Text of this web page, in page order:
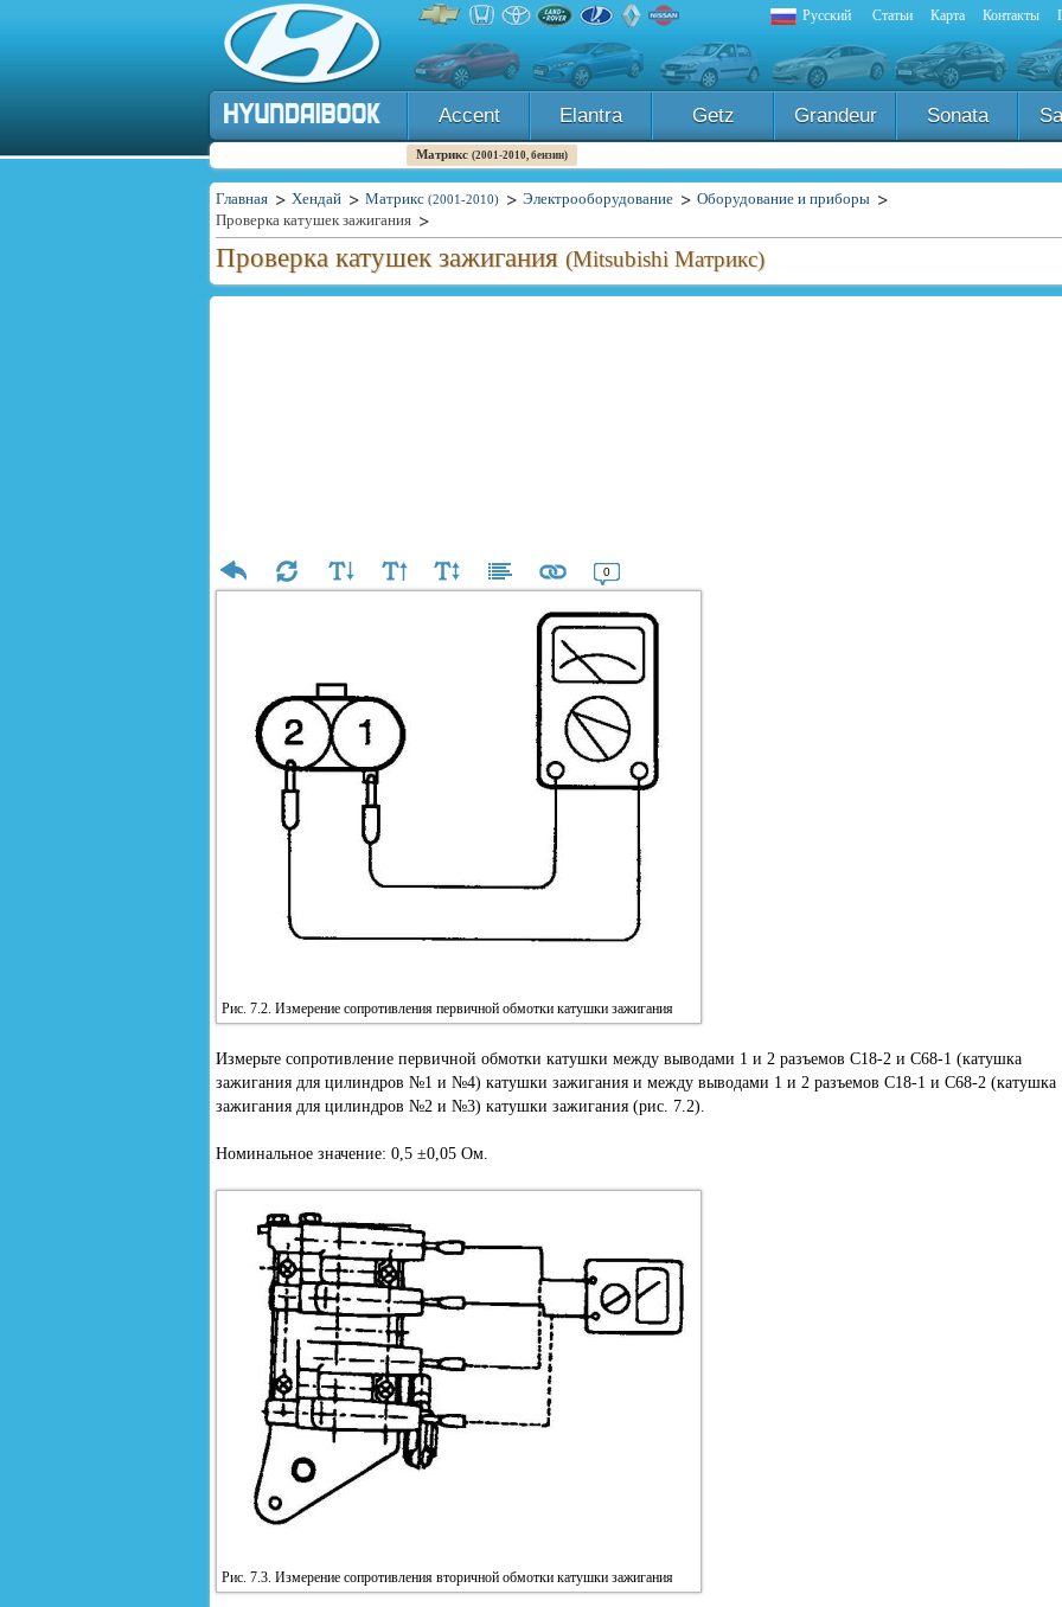
Русский Статьи Карта Контакты
Accent Elantra Getz Grandeur Sonata
Матрикс (2001-2010, бензин)
Главная Хендай Матрикс (2001-2010) Электрооборудование
Оборудование и приборы
Проверка катушек зажигания
Проверка катушек зажигания (Mitsubishi Матрикс)
0
Рис. 7.2. Измерение сопротивления первичной обмотки катушки зажигания
Измерьте сопротивление первичной обмотки катушки между выводами 1 и 2 разъемов С18-2 и С68-1 (катушка
зажигания для цилиндров №1 и №4) катушки зажигания и между выводами 1 и 2 разъемов С18-1 и С68-2 (катушка
зажигания для цилиндров №2 и №3) катушки зажигания (рис. 7.2).
Номинальное значение: 0,5 ±0,05 Ом.
Рис. 7.3. Измерение сопротивления вторичной обмотки катушки зажигания